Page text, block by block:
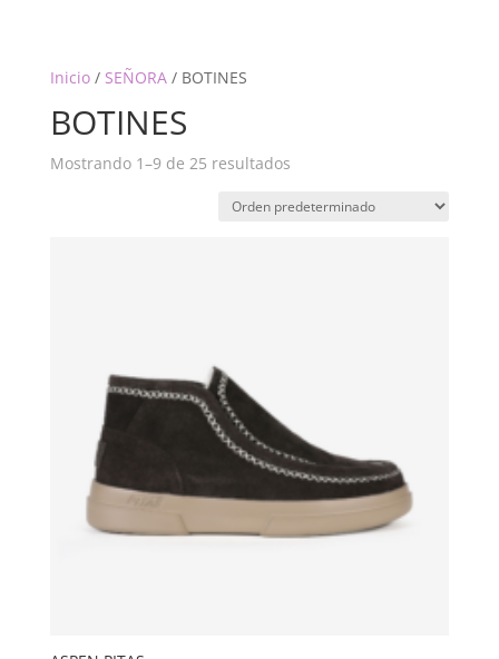
Inicio/ SEÑORA/ BOTINES
BOTINES
Mostrando 1–9 de 25 resultados